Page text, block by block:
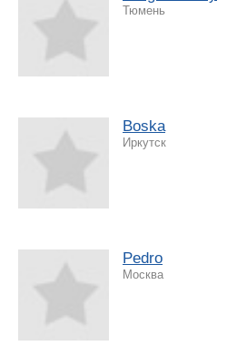
Тюмень
Boska
Иркутск
Pedro
Москва